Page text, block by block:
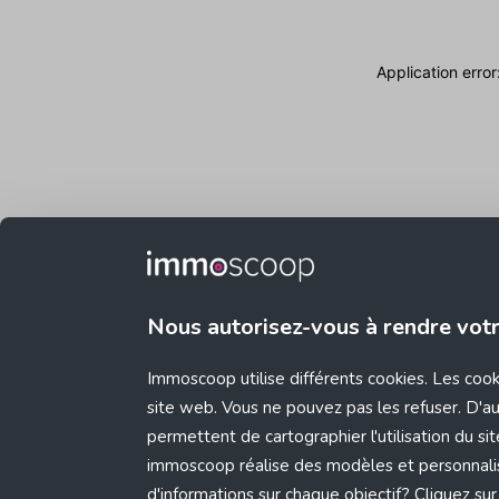
Nous autorisez-vous à rendre
Immoscoop utilise différents cookies. Les
site web. Vous ne pouvez pas les refuser.
permettent de cartographier l'utilisation du
immoscoop réalise des modèles et
d'informations sur chaque objectif? Cliquez
Application